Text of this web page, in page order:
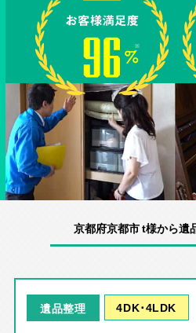
京都府京都市 t様から遺
遺品整理 4DK･4LDK